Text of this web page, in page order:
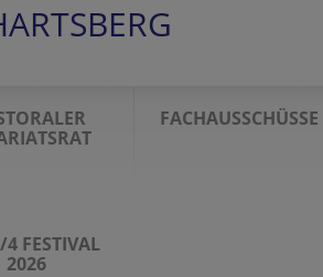
FACHAUSSCHÜSSE
FESTIVAL
2026